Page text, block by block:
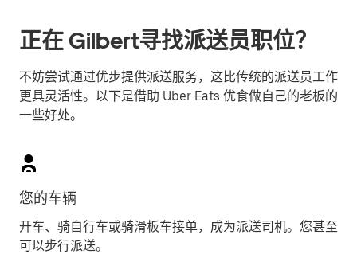
正在 Gilbert寻找派送员职位？
不妨尝试通过优步提供派送服务，这比传统的派送员工作
更具灵活性。以下是借助 Uber Eats 优食做自己的老板的
一些好处。
您的车辆
开车、骑自行车或骑滑板车接单，成为派送司机。您甚至
可以步行派送。